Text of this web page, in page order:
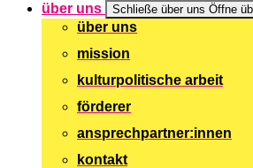
über uns
Schließe über uns Öffne
über uns
mission
kulturpolitische arbeit
förderer
ansprechpartner:innen
kontakt